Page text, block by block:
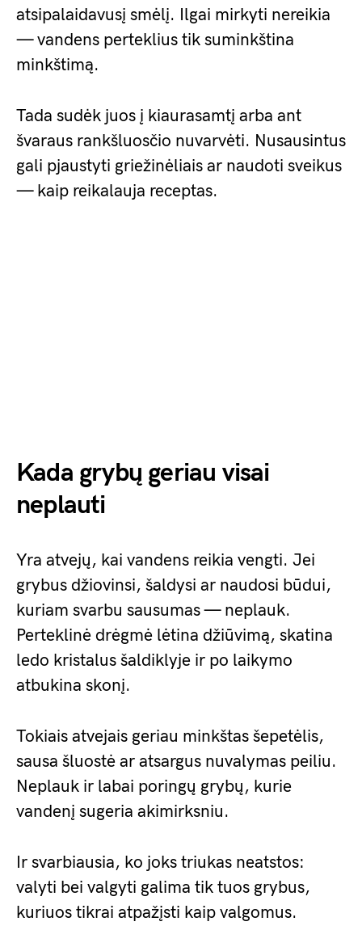
atsipalaidavusį smėlį. Ilgai mirkyti nereikia
— vandens perteklius tik suminkština
minkštimą.
Tada sudėk juos į kiaurasamtį arba ant
švaraus rankšluosčio nuvarvėti. Nusausintus
gali pjaustyti griežinėliais ar naudoti sveikus
— kaip reikalauja receptas.
Kada grybų geriau visai
neplauti
Yra atvejų, kai vandens reikia vengti. Jei
grybus džiovinsi, šaldysi ar naudosi būdui,
kuriam svarbu sausumas — neplauk.
Perteklinė drėgmė lėtina džiūvimą, skatina
ledo kristalus šaldiklyje ir po laikymo
atbukina skonį.
Tokiais atvejais geriau minkštas šepetėlis,
sausa šluostė ar atsargus nuvalymas peiliu.
Neplauk ir labai poringų grybų, kurie
vandenį sugeria akimirksniu.
Ir svarbiausia, ko joks triukas neatstos:
valyti bei valgyti galima tik tuos grybus,
kuriuos tikrai atpažįsti kaip valgomus.